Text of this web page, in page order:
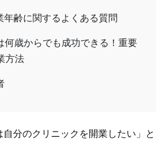
年齢に関するよくある質問
何歳からでも成功できる！重要
方法
分のクリニックを開業したい」と